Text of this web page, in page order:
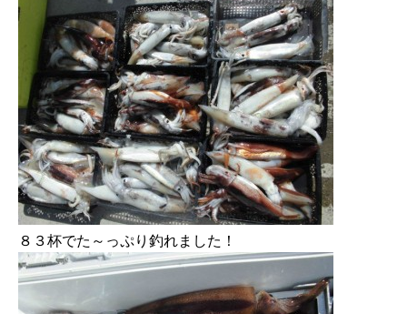
８３杯でた～っぷり釣れました！